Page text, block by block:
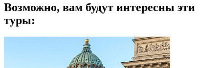
Возможно, вам будут интересны эти
туры: